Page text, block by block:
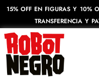
15% OFF EN FIGURAS Y 10%
TRANSFERENCIA Y